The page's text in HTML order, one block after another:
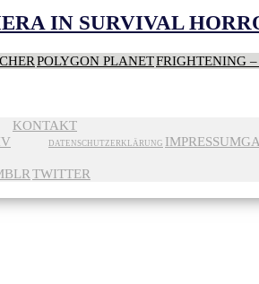
IN SURVIVAL
POLYGON PLANETFRIGHTENING
KONTAKT
DATENSCHUTZERKLÄRUNG IMPRESSUM
TWITTER